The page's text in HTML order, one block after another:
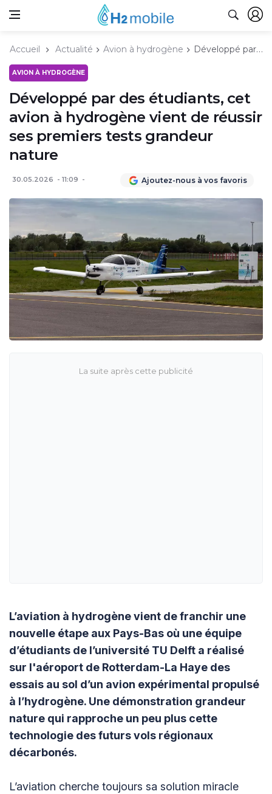
Accueil Actualité Avion à hydrogène Développé par des étudiants, cet avion à hydrogène vient de réussir ses premiers tests grandeur nature
AVION À HYDROGÈNE
Développé par des étudiants, cet
avion à hydrogène vient de réussir
ses premiers tests grandeur
nature
30.05.2026 11:09 Ajoutez-nous à vos favoris
L’aviation à hydrogène vient de franchir une
nouvelle étape aux Pays-Bas où une équipe
d’étudiants de l’université TU Delft a réalisé
sur l'aéroport de Rotterdam-La Haye des
essais au sol d’un avion expérimental propulsé
à l’hydrogène. Une démonstration grandeur
nature qui rapproche un peu plus cette
technologie des futurs vols régionaux
décarbonés.
L’aviation cherche toujours sa solution miracle